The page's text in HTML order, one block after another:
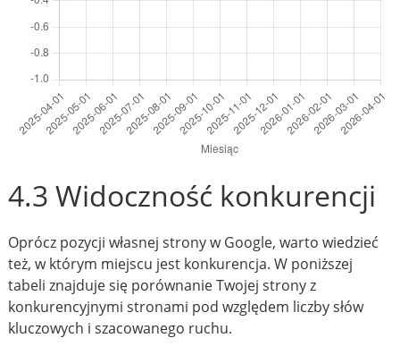
4.3 Widoczność konkurencji
Oprócz pozycji własnej strony w Google, warto wiedzieć
też, w którym miejscu jest konkurencja. W poniższej
tabeli znajduje się porównanie Twojej strony z
konkurencyjnymi stronami pod względem liczby słów
kluczowych i szacowanego ruchu.